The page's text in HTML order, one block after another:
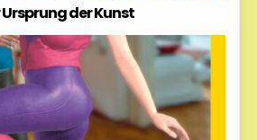
Ursprung der Kunst